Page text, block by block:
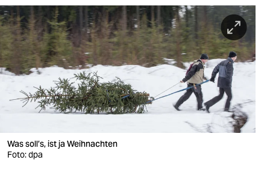
sport
berlin
nord
wahrheit
verlag
verlag
Was soll’s, ist ja Weihnachten
Foto: dpa